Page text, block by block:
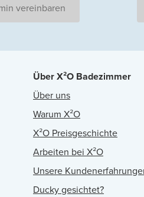
vereinbaren
Über X²O Badezimmer
Über uns
Warum X²O
X²O Preisgeschichte
Arbeiten bei X²O
Unsere
Ducky gesichtet?